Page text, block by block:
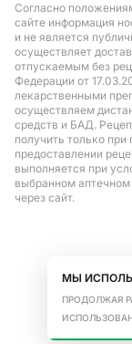
Согласно
сайте информация
и не является
осуществляет
отпускаемым без
Федерации от
лекарственными
осуществляем
средств и БАД.
получить только
предоставлении
выполняется при
выбранном аптечном
через сайт.
МЫ
ПРОДОЛЖАЯ